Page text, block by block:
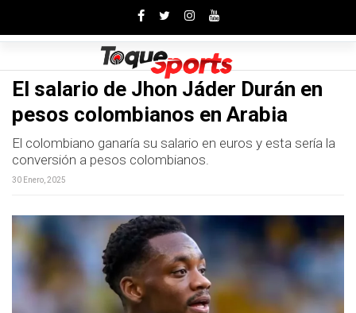
El salario de Jhon Jáder Durán en
pesos colombianos en Arabia
El colombiano ganaría su salario en euros y esta sería la
conversión a pesos colombianos.
30 Enero, 2025